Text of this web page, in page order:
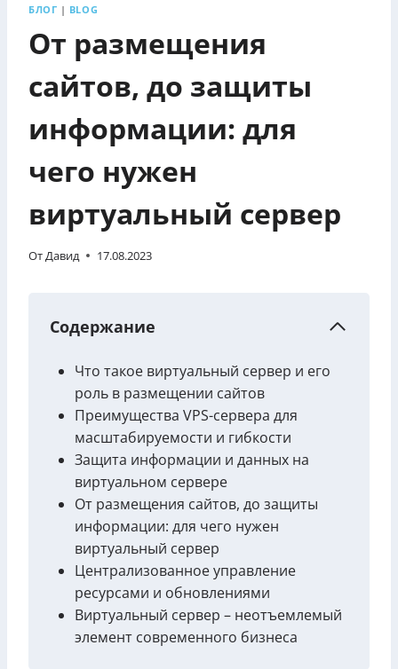
БЛОГ | BLOG
От размещения
сайтов, до защиты
информации: для
чего нужен
виртуальный сервер
ОтДавид 17.08.2023
Содержание
Что такое виртуальный сервер и его
роль в размещении сайтов
Преимущества VPS-сервера для
масштабируемости и гибкости
Защита информации и данных на
виртуальном сервере
От размещения сайтов, до защиты
информации: для чего нужен
виртуальный сервер
Централизованное управление
ресурсами и обновлениями
Виртуальный сервер – неотъемлемый
элемент современного бизнеса